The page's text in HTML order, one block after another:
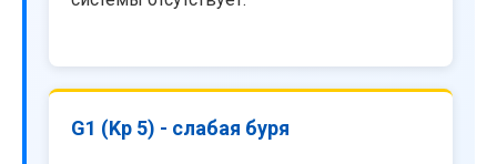
G1 (Kp 5) - слабая буря